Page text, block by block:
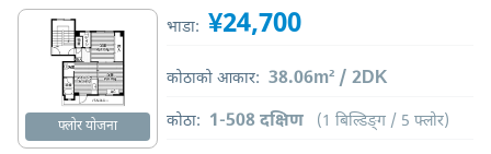
फ्लोर योजना
भाडा: ¥24,700
कोठाको आकार: 38.06m² / 2DK
कोठा: 1-508 दक्षिण (1 बिल्डिङ्ग / 5 फ्लोर)